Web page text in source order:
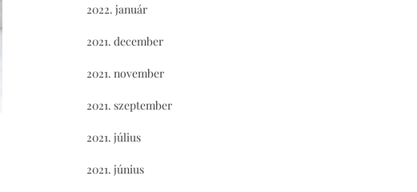
2022. január
2021. december
2021. november
2021. szeptember
2021. július
2021. június